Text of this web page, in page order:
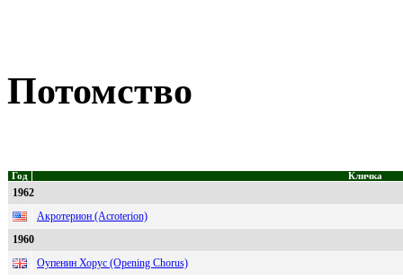
Потомство
Год Кличка
1962
Акротерион (Acroterion)
1960
Оупенин Хорус (Opening Chorus)